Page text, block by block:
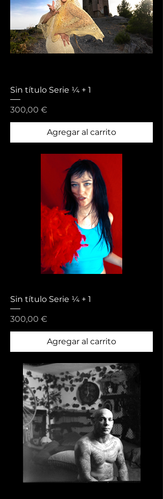
Sin título Serie ¼ + 1
Precio
300,00 €
Agregar al carrito
Sin título Serie ¼ + 1
Precio
300,00 €
Agregar al carrito